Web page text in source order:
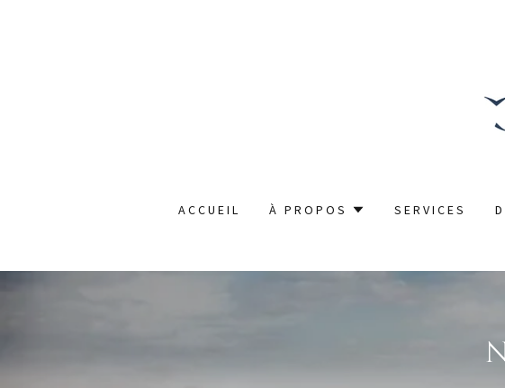
ACCUEIL À PROPOS SERVICES